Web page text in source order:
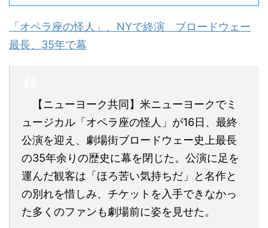
「オペラ座の怪人」、NYで終演 ブロードウェー
最長、35年で幕
【ニューヨーク共同】米ニューヨークでミ
ュージカル「オペラ座の怪人」が16日、最終
公演を迎え、劇場街ブロードウェー史上最長
の35年余りの歴史に幕を閉じた。公演に足を
運んだ観客は「ほろ苦い気持ちだ」と名作と
の別れを惜しみ、チケットを入手できなかっ
た多くのファンも劇場前に姿を見せた。